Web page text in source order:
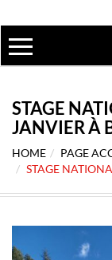
STAGE
JANVIER À
HOME
PAGE
STAGE